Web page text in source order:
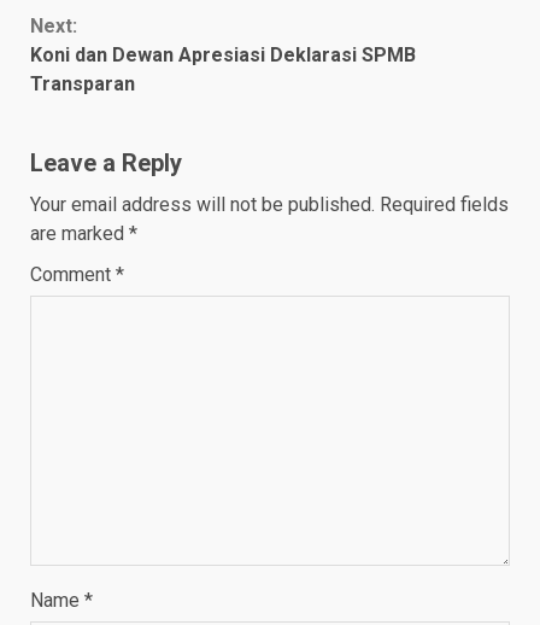
Next:
Koni dan Dewan Apresiasi Deklarasi SPMB
Transparan
Leave a Reply
Your email address will not be published. Required fields
are marked *
Comment *
Name *